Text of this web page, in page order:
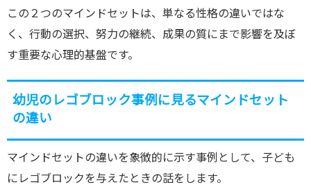
この２つのマインドセットは、単なる性格の違いではな
く、行動の選択、努力の継続、成果の質にまで影響を及ぼ
す重要な心理的基盤です。
幼児のレゴブロック事例に見るマインドセット
の違い
マインドセットの違いを象徴的に示す事例として、子ども
にレゴブロックを与えたときの話をします。